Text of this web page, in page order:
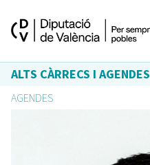
ALTS CÀRRECS I AGENDES
AGENDES